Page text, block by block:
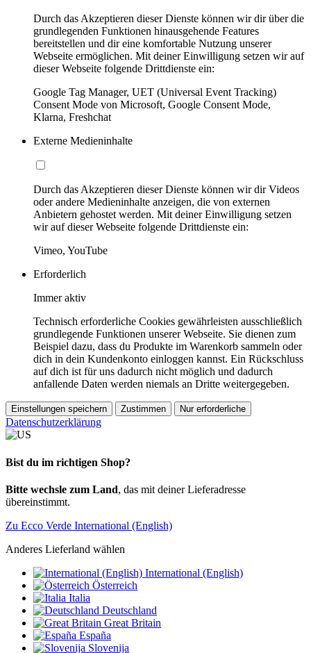
Durch das Akzeptieren dieser Dienste können wir dir über die
grundlegenden Funktionen hinausgehende Features
bereitstellen und dir eine komfortable Nutzung unserer
Webseite ermöglichen. Mit deiner Einwilligung setzen wir auf
dieser Webseite folgende Drittdienste ein:
Google Tag Manager, UET (Universal Event Tracking)
Consent Mode von Microsoft, Google Consent Mode,
Klarna, Freshchat
Externe Medieninhalte
Durch das Akzeptieren dieser Dienste können wir dir Videos
oder andere Medieninhalte anzeigen, die von externen
Anbietern gehostet werden. Mit deiner Einwilligung setzen
wir auf dieser Webseite folgende Drittdienste ein:
Vimeo, YouTube
Erforderlich
Immer aktiv
Technisch erforderliche Cookies gewährleisten ausschließlich
grundlegende Funktionen unserer Webseite. Sie dienen zum
Beispiel dazu, dass du Produkte im Warenkorb sammeln oder
dich in dein Kundenkonto einloggen kannst. Ein Rückschluss
auf dich ist für uns dadurch nicht möglich und dadurch
anfallende Daten werden niemals an Dritte weitergegeben.
Einstellungen speichern Zustimmen Nur erforderliche
Datenschutzerklärung
Bist du im richtigen Shop?
Bitte wechsle zum Land, das mit deiner Lieferadresse
übereinstimmt.
Zu Ecco Verde International (English)
Anderes Lieferland wählen
International (English)
Österreich
Italia
Deutschland
Great Britain
España
Slovenija